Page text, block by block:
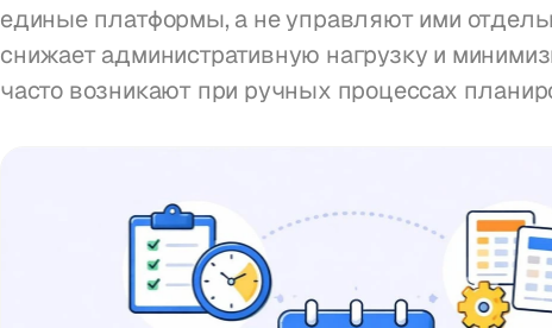
единые платформы, а не управляют ими
снижает административную нагрузку и
часто возникают при ручных процессах